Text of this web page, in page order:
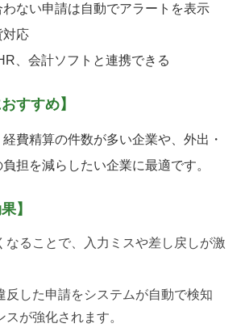
わない申請は自動でアラートを表示
対応
、会計ソフトと連携できる
すすめ】
費精算の件数が多い企業や、外出・
担を減らしたい企業に最適です。
】
なることで、入力ミスや差し戻しが激
反した申請をシステムが自動で検知
スが強化されます。